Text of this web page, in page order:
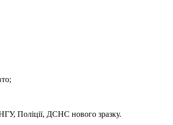
Поліції, ДСНС нового зразку.